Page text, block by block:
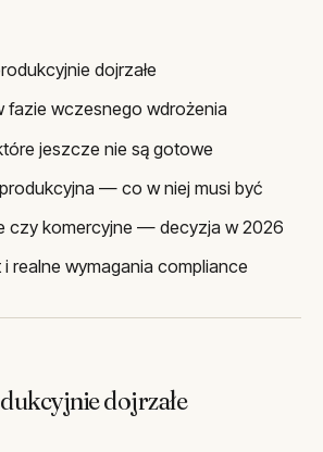
dojrzałe
fazie wczesnego wdrożenia
jeszcze nie są gotowe
— co w niej musi być
czy komercyjne — decyzja w 2026
i realne wymagania compliance
dojrzałe